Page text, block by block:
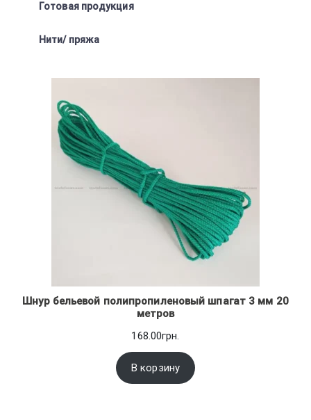
Готовая продукция
Нити/ пряжа
Шнур бельевой полипропиленовый шпагат 3 мм 20
метров
168.00грн.
В корзину